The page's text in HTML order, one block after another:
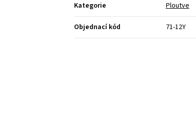
Kategorie Ploutve
Objednací kód 71-12Y